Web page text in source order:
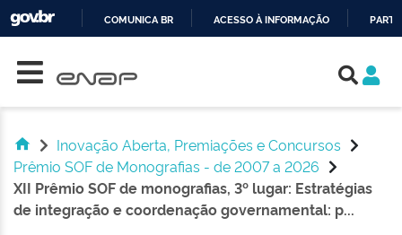
COMUNICA BR ACESSO À INFORMAÇÃO
Inovação Aberta, Premiações e Concursos
Prêmio SOF de Monografias - de 2007 a 2026
XII Prêmio SOF de monografias, 3º lugar: Estratégias
de integração e coordenação governamental: p...